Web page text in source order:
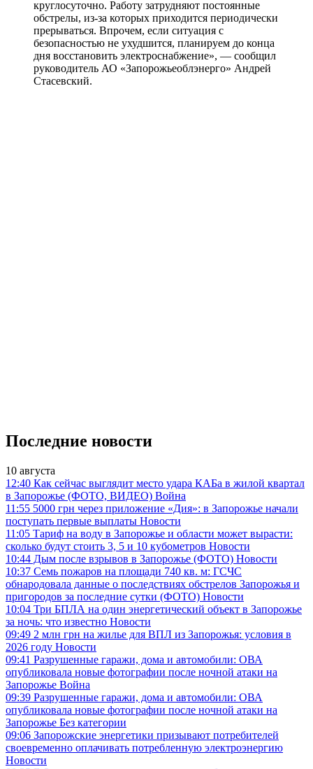
круглосуточно. Работу затрудняют постоянные
обстрелы, из-за которых приходится периодически
прерываться. Впрочем, если ситуация с
безопасностью не ухудшится, планируем до конца
дня восстановить электроснабжение», — сообщил
руководитель АО «Запорожьеоблэнерго» Андрей
Стасевский.
Последние новости
10 августа
12:40 Как сейчас выглядит место удара КАБа в жилой квартал
в Запорожье (ФОТО, ВИДЕО) Война
11:55 5000 грн через приложение «Дия»: в Запорожье начали
поступать первые выплаты Новости
11:05 Тариф на воду в Запорожье и области может вырасти:
сколько будут стоить 3, 5 и 10 кубометров Новости
10:44 Дым после взрывов в Запорожье (ФОТО) Новости
10:37 Семь пожаров на площади 740 кв. м: ГСЧС
обнародовала данные о последствиях обстрелов Запорожья и
пригородов за последние сутки (ФОТО) Новости
10:04 Три БПЛА на один энергетический объект в Запорожье
за ночь: что известно Новости
09:49 2 млн грн на жилье для ВПЛ из Запорожья: условия в
2026 году Новости
09:41 Разрушенные гаражи, дома и автомобили: ОВА
опубликовала новые фотографии после ночной атаки на
Запорожье Война
09:39 Разрушенные гаражи, дома и автомобили: ОВА
опубликовала новые фотографии после ночной атаки на
Запорожье Без категории
09:06 Запорожские энергетики призывают потребителей
своевременно оплачивать потребленную электроэнергию
Новости